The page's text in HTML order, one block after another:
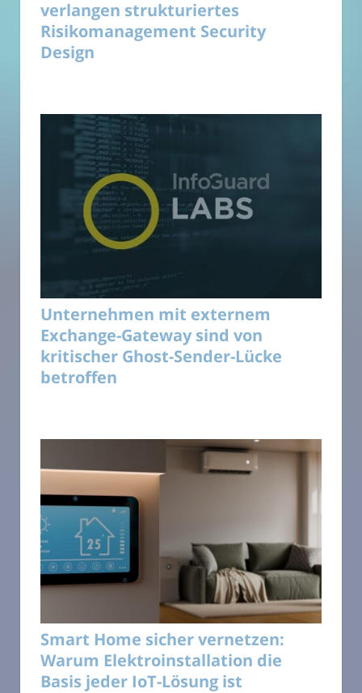
verlangen strukturiertes
Risikomanagement Security
Design
Unternehmen mit externem
Exchange-Gateway sind von
kritischer Ghost-Sender-Lücke
betroffen
Smart Home sicher vernetzen:
Warum Elektroinstallation die
Basis jeder IoT-Lösung ist